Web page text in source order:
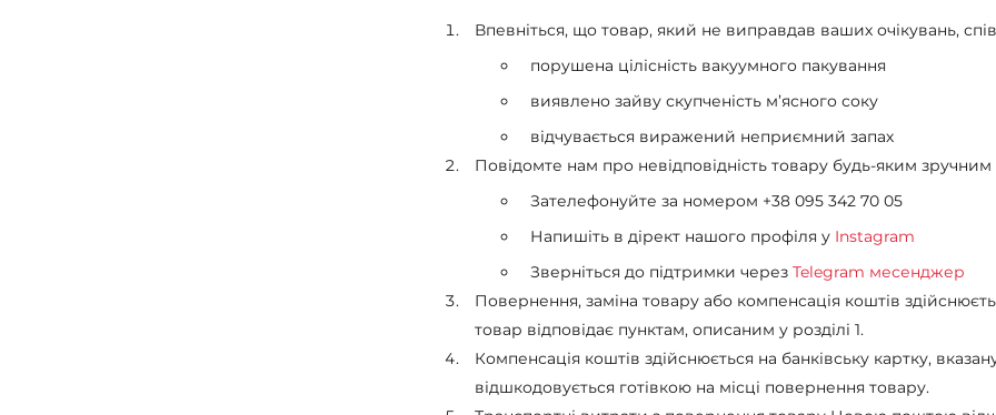
Впевніться, що товар, який не виправдав ваших очікувань,
порушена цілісність вакуумного пакування
виявлено зайву скупченість м’ясного соку
відчувається виражений неприємний запах
Повідомте нам про невідповідність товару будь-яким
Зателефонуйте за номером +38 095 342 70 05
Напишіть в дірект нашого профіля у Instagram
Зверніться до підтримки через Telegram месенджер
Повернення, заміна товару або компенсація коштів
товар відповідає пунктам, описаним у розділі 1.
Компенсація коштів здійснюється на банківську картку,
відшкодовується готівкою на місці повернення товару.